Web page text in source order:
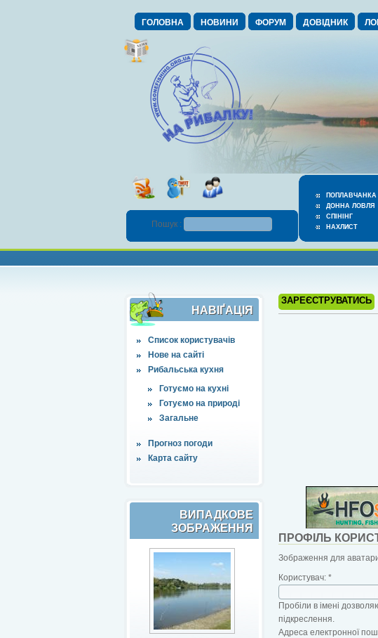
ГОЛОВНА НОВИНИ ФОРУМ ДОВІДНИК
ПОПЛАВЧАНКА
ДОННА ЛОВЛЯ
СПІНІНГ
НАХЛИСТ
Пошук :
НАВІҐАЦІЯ
Список користувачів
Нове на сайті
Рибальська кухня
Готуємо на кухні
Готуємо на природі
Загальне
Прогноз погоди
Карта сайту
ВИПАДКОВЕ
ЗОБРАЖЕННЯ
ЗАРЕЄСТРУВАТИСЬ
ПРОФІЛЬ
Зображення для
Користувач: *
Пробіли в імені
підкреслення.
Адреса електронної